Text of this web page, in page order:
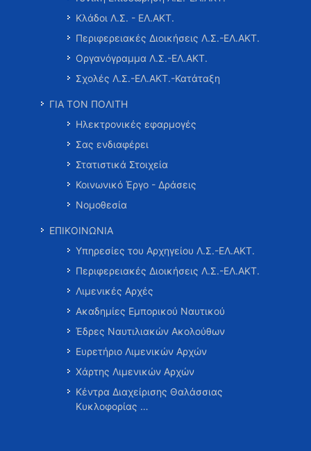
Κλάδοι Λ.Σ. - ΕΛ.ΑΚΤ.
Περιφερειακές Διοικήσεις Λ.Σ.-ΕΛ.ΑΚΤ.
Οργανόγραμμα Λ.Σ.-ΕΛ.ΑΚΤ.
Σχολές Λ.Σ.-ΕΛ.ΑΚΤ.-Κατάταξη
ΓΙΑ ΤΟΝ ΠΟΛΙΤΗ
Ηλεκτρονικές εφαρμογές
Σας ενδιαφέρει
Στατιστικά Στοιχεία
Κοινωνικό Έργο - Δράσεις
Νομοθεσία
ΕΠΙΚΟΙΝΩΝΙΑ
Υπηρεσίες του Αρχηγείου Λ.Σ.-ΕΛ.ΑΚΤ.
Περιφερειακές Διοικήσεις Λ.Σ.-ΕΛ.ΑΚΤ.
Λιμενικές Αρχές
Ακαδημίες Εμπορικού Ναυτικού
Έδρες Ναυτιλιακών Ακολούθων
Ευρετήριο Λιμενικών Αρχών
Χάρτης Λιμενικών Αρχών
Κέντρα Διαχείρισης Θαλάσσιας
Κυκλοφορίας …